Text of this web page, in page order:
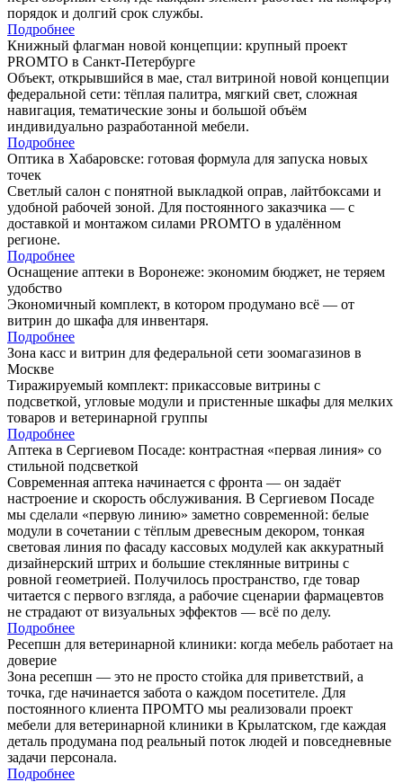
порядок и долгий срок службы.
Подробнее
Книжный флагман новой концепции: крупный проект
PROMTO в Санкт-Петербурге
Объект, открывшийся в мае, стал витриной новой концепции
федеральной сети: тёплая палитра, мягкий свет, сложная
навигация, тематические зоны и большой объём
индивидуально разработанной мебели.
Подробнее
Оптика в Хабаровске: готовая формула для запуска новых
точек
Светлый салон с понятной выкладкой оправ, лайтбоксами и
удобной рабочей зоной. Для постоянного заказчика — с
доставкой и монтажом силами PROMTO в удалённом
регионе.
Подробнее
Оснащение аптеки в Воронеже: экономим бюджет, не теряем
удобство
Экономичный комплект, в котором продумано всё — от
витрин до шкафа для инвентаря.
Подробнее
Зона касс и витрин для федеральной сети зоомагазинов в
Москве
Тиражируемый комплект: прикассовые витрины с
подсветкой, угловые модули и пристенные шкафы для мелких
товаров и ветеринарной группы
Подробнее
Аптека в Сергиевом Посаде: контрастная «первая линия» со
стильной подсветкой
Современная аптека начинается с фронта — он задаёт
настроение и скорость обслуживания. В Сергиевом Посаде
мы сделали «первую линию» заметно современной: белые
модули в сочетании с тёплым древесным декором, тонкая
световая линия по фасаду кассовых модулей как аккуратный
дизайнерский штрих и большие стеклянные витрины с
ровной геометрией. Получилось пространство, где товар
читается с первого взгляда, а рабочие сценарии фармацевтов
не страдают от визуальных эффектов — всё по делу.
Подробнее
Ресепшн для ветеринарной клиники: когда мебель работает на
доверие
Зона ресепшн — это не просто стойка для приветствий, а
точка, где начинается забота о каждом посетителе. Для
постоянного клиента ПРОМТО мы реализовали проект
мебели для ветеринарной клиники в Крылатском, где каждая
деталь продумана под реальный поток людей и повседневные
задачи персонала.
Подробнее